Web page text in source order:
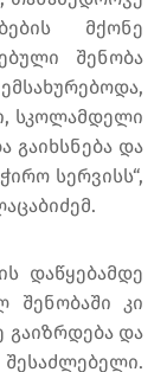
მქონე
შენობა
სკოლამდელი
გაიხსნება და
სერვისს“,
დაწყებამდე
შენობაში კი
გაიზრდება და